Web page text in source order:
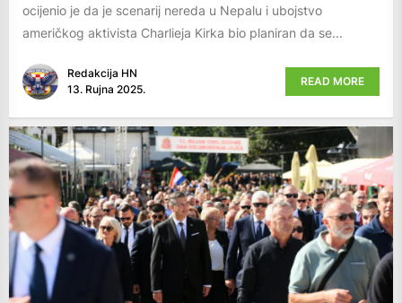
ocijenio je da je scenarij nereda u Nepalu i ubojstvo
američkog aktivista Charlieja Kirka bio planiran da se...
Redakcija HN
13. Rujna 2025.
READ MORE